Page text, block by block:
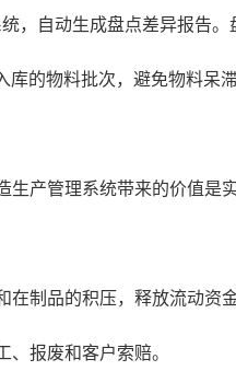
动生成盘点差异报告。
的物料批次，避免物料呆滞
产管理系统带来的价值是实
制品的积压，释放流动资金
报废和客户索赔。